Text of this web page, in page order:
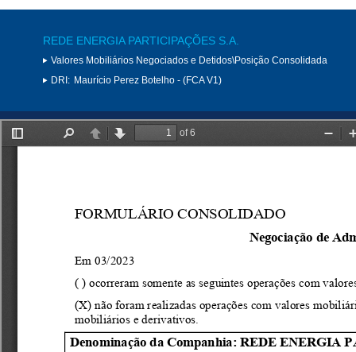
REDE ENERGIA PARTICIPAÇÕES S.A.
Valores Mobiliários Negociados e Detidos\Posição Consolidada
DRI: Maurício Perez Botelho - (FCA V1)